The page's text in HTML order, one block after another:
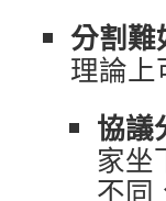
分割難
理論上
協議
家坐
不同